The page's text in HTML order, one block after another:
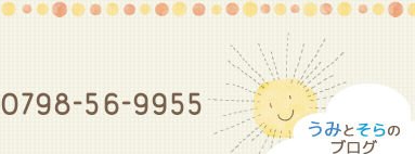
0798-56-9955